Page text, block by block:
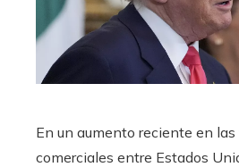
En un aumento reciente en
comerciales entre Estados